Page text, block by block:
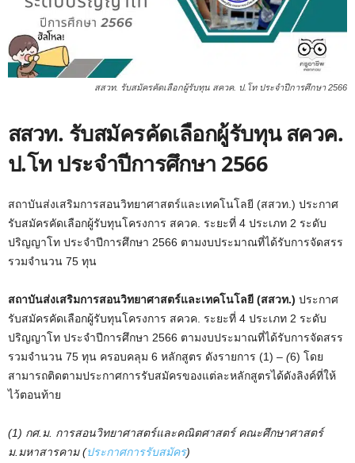
สสวท. รับสมัครคัดเลือกผู้รับทุน สควค. ป.โท ประจำปีการศึกษา 2566
สสวท. รับสมัครคัดเลือกผู้รับทุน สควค.
ป.โท ประจำปีการศึกษา 2566
สถาบันส่งเสริมการสอนวิทยาศาสตร์และเทคโนโลยี (สสวท.) ประกาศ
รับสมัครคัดเลือกผู้รับทุนโครงการ สควค. ระยะที่ 4 ประเภท 2 ระดับ
ปริญญาโท ประจำปีการศึกษา 2566 ตามงบประมาณที่ได้รับการจัดสรร
รวมจำนวน 75 ทุน
สถาบันส่งเสริมการสอนวิทยาศาสตร์และเทคโนโลยี (สสวท.) ประกาศ
รับสมัครคัดเลือกผู้รับทุนโครงการ สควค. ระยะที่ 4 ประเภท 2 ระดับ
ปริญญาโท ประจำปีการศึกษา 2566 ตามงบประมาณที่ได้รับการจัดสรร
รวมจำนวน 75 ทุน ครอบคลุม 6 หลักสูตร ดังรายการ (1) – (6) โดย
สามารถติดตามประกาศการรับสมัครของแต่ละหลักสูตรได้ดังลิงค์ที่ให้
ไว้ตอนท้าย
(1) กศ.ม. การสอนวิทยาศาสตร์และคณิตศาสตร์ คณะศึกษาศาสตร์
ม.มหาสารคาม (ประกาศการรับสมัคร)